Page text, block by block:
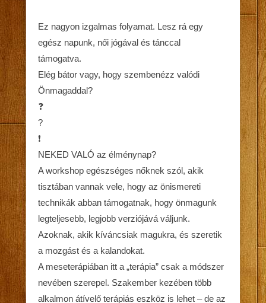
Ez nagyon izgalmas folyamat. Lesz rá egy
egész napunk, női jógával és tánccal
támogatva.
Elég bátor vagy, hogy szembenézz valódi
Önmagaddal?
❓
?
❗
NEKED VALÓ az élménynap?
A workshop egészséges nőknek szól, akik
tisztában vannak vele, hogy az önismereti
technikák abban támogatnak, hogy önmagunk
legteljesebb, legjobb verziójává váljunk.
Azoknak, akik kíváncsiak magukra, és szeretik
a mozgást és a kalandokat.
A meseterápiában itt a „terápia” csak a módszer
nevében szerepel. Szakember kezében több
alkalmon átívelő terápiás eszköz is lehet – de az